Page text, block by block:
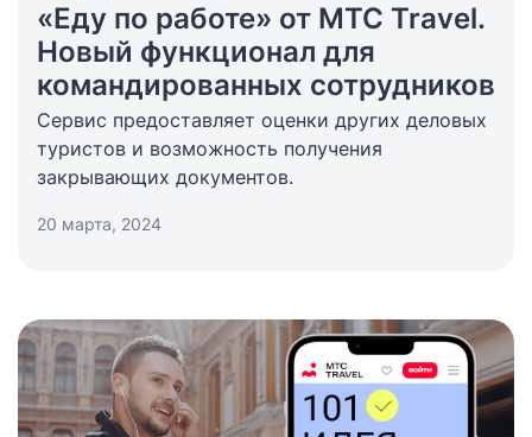
«Еду по работе» от МТС Travel.
Новый функционал для
командированных сотрудников
Сервис предоставляет оценки других деловых
туристов и возможность получения
закрывающих документов.
20 марта, 2024